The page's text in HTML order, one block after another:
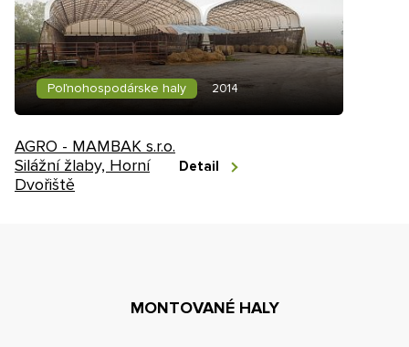
Poľnohospodárske haly 2014
AGRO - MAMBAK s.r.o.
Silážní žlaby, Horní
Dvořiště
Detail
MONTOVANÉ HALY